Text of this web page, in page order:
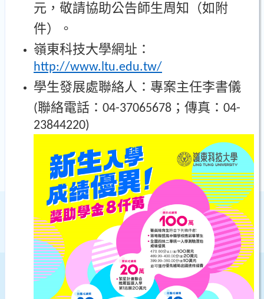
元，敬請協助公告師生周知（如附
件）。
嶺東科技大學網址：
http://www.ltu.edu.tw/
學生發展處聯絡人：專案主任李書儀
(聯絡電話： 04-37065678 ；傳真： 04-
23844220)